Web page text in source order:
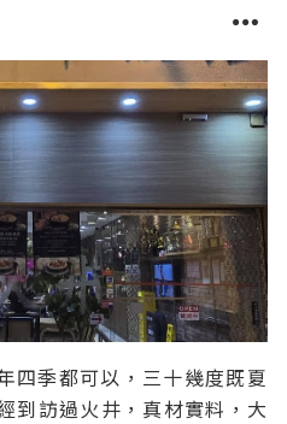
四季都可以，三十幾度既夏
到訪過火井，真材實料，大